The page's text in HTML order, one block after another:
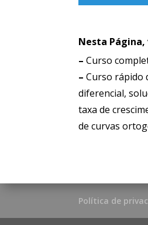
Nesta Página,
– Curso
–Curso rápido
diferencial,
taxa de
de curvas
Política de